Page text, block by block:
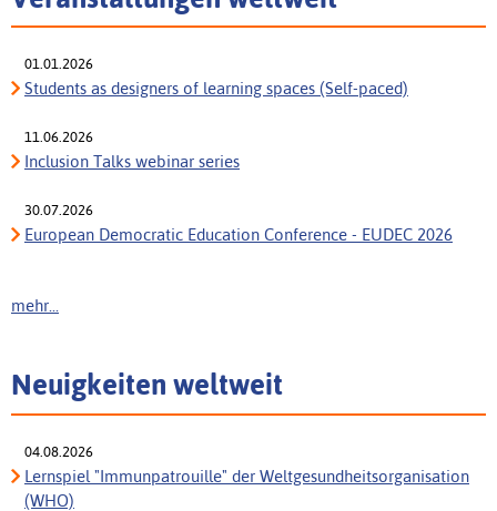
01.01.2026
Students as designers of learning spaces (Self-paced)
11.06.2026
Inclusion Talks webinar series
30.07.2026
European Democratic Education Conference - EUDEC 2026
mehr...
Neuigkeiten weltweit
04.08.2026
Lernspiel "Immunpatrouille" der Weltgesundheitsorganisation
(WHO)